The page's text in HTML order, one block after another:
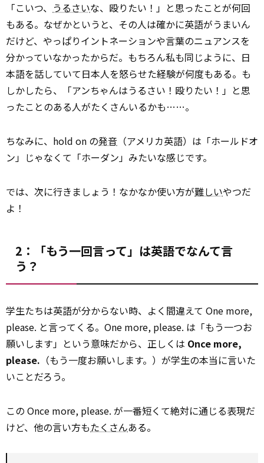
「こいつ、 うるさいな、殴りたい！」と思ったことが何回
もある。なぜかというと、その人は確かに英語がうまいん
だけど、やっぱりイントネーションや言葉のニュアンスを
分かっていなかったからだ。もちろん私も同じように、日
本語を話していて日本人を怒らせた経験が何度もある。も
しかしたら、「アンちゃんはうるさい！殴りたい！」と思
ったことのある人がたくさんいるかも……。
ちなみに、hold on の発音 （アメリカ英語）は「ホールドオ
ン」じゃなくて「ホーダン」みたいな感じです。
では、次に行きましょう！なかなか使い方が難しいやつだ
よ！
2：「もう一回言って」は英語でなんて言
う？
学生たちは英語が分からない時、よく間違えて One more,
please. と言ってくる。One more, please. は「もう一つお
願いします」という意味だから、正しくは Once more,
please. （もう一度お願いします。）が学生の本当に言いた
いことだろう。
この Once more, please. が一番短くて絶対に通じる表現だ
けど、他の言い方もたくさんある。